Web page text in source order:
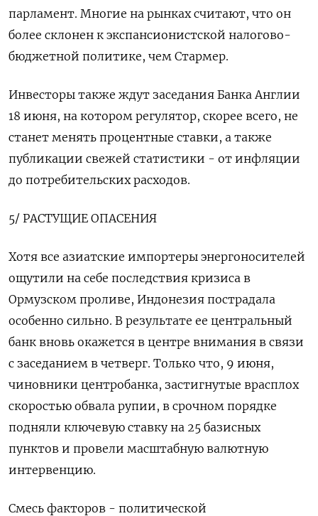
парламент. Многие на рынках считают, что он
более склонен к экспансионистской налогово-
бюджетной политике, чем Стармер.
Инвесторы также ждут заседания Банка Англии
18 июня, на котором регулятор, скорее всего, не
станет менять процентные ставки, а также
публикации свежей статистики - от инфляции
до потребительских расходов.
5/ РАСТУЩИЕ ОПАСЕНИЯ
Хотя все азиатские импортеры энергоносителей
ощутили на себе последствия кризиса в
Ормузском проливе, Индонезия пострадала
особенно сильно. В результате ​ее центральный
банк вновь окажется в центре внимания в связи
⁠с заседанием в четверг. Только что, 9 июня,
чиновники центробанка, застигнутые врасплох
скоростью обвала рупии, в срочном порядке
подняли ключевую ставку на 25 базисных
пунктов и провели масштабную валютную
интервенцию.
Смесь факторов - политической